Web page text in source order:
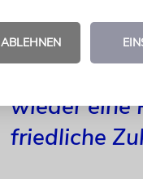
wieder eine
friedliche